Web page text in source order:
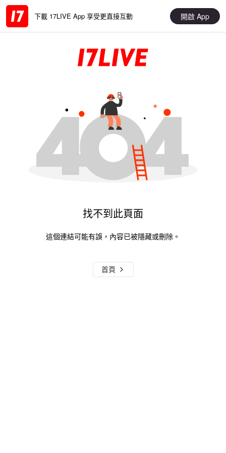
下載 17LIVE App 享受更直接互動 開啟 App
找不到此頁面
這個連結可能有誤，內容已被隱藏或刪除。
首頁